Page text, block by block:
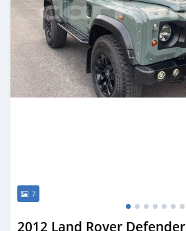
7
2012 Land Rover Defender